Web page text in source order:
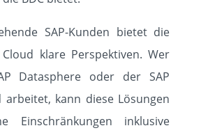
SAP-Kunden bietet die
klare Perspektiven. Wer
Datasphere oder der SAP
arbeitet, kann diese Lösungen
Einschränkungen inklusive